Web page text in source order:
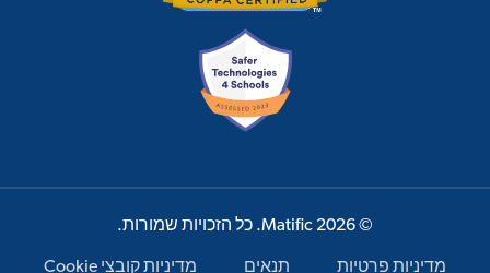
© 2026 Matific. כל הזכויות שמורות.
מדיניות פרטיות תנאים מדיניות קובצי Cookie